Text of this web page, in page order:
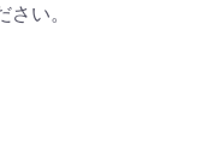
い。